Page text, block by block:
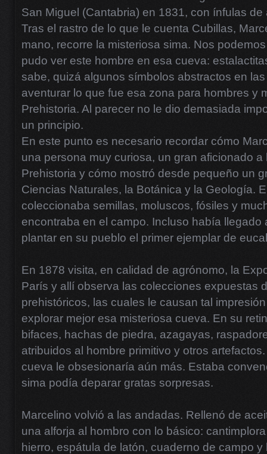
San Miguel (Cantabria) en 1831, con ínfulas
Tras el rastro de lo que le cuenta Cubillas,
mano, recorre la misteriosa sima. Nos
pudo ver este hombre en esa cueva:
sabe, quizá algunos símbolos abstractos en
aventurar lo que fue esa zona para hombres y
Prehistoria. Al parecer no le dio demasiada
un principio.
En este punto es necesario recordar cómo
una persona muy curiosa, un gran aficionado a
Prehistoria y cómo mostró desde pequeño un
Ciencias Naturales, la Botánica y la Geología.
coleccionaba semillas, moluscos, fósiles y
encontraba en el campo. Incluso había llegado
plantar en su pueblo el primer ejemplar de
En 1878 visita, en calidad de agrónomo, la
París y allí observa las colecciones expuestas
prehistóricos, las cuales le causan tal
explorar mejor esa misteriosa cueva. En su
bifaces, hachas de piedra, azagayas,
atribuidos al hombre primitivo y otros
cueva le obsesionaría aún más. Estaba
sima podía deparar gratas sorpresas.
Marcelino volvió a las andadas. Rellenó de
una alforja al hombro con lo básico:
hierro, espátula de latón, cuaderno de campo